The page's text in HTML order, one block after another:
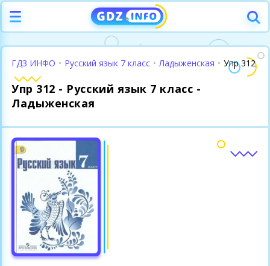
ГДЗ ИНФО • Русский язык 7 класс • Ладыженская • Упр 312
Упр 312 - Русский язык 7 класс -
Ладыженская